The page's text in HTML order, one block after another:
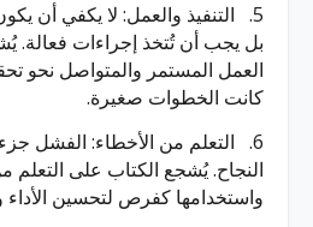
5. التنفيذ والعمل: لا يكفي أن
بل يجب أن تُتخذ إجراءات فعالة.
العمل المستمر والمتواصل نحو
كانت الخطوات صغيرة.
6. التعلم من الأخطاء: الفشل
النجاح. يُشجع الكتاب على التعلم
واستخدامها كفرص لتحسين